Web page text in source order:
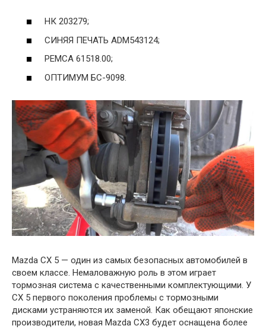
НК 203279;
СИНЯЯ ПЕЧАТЬ ADM543124;
РЕМСА 61518.00;
ОПТИМУМ БС-9098.
Mazda CX 5 — один из самых безопасных автомобилей в
своем классе. Немаловажную роль в этом играет
тормозная система с качественными комплектующими. У
СХ 5 первого поколения проблемы с тормозными
дисками устраняются их заменой. Как обещают японские
производители, новая Mazda CX3 будет оснащена более